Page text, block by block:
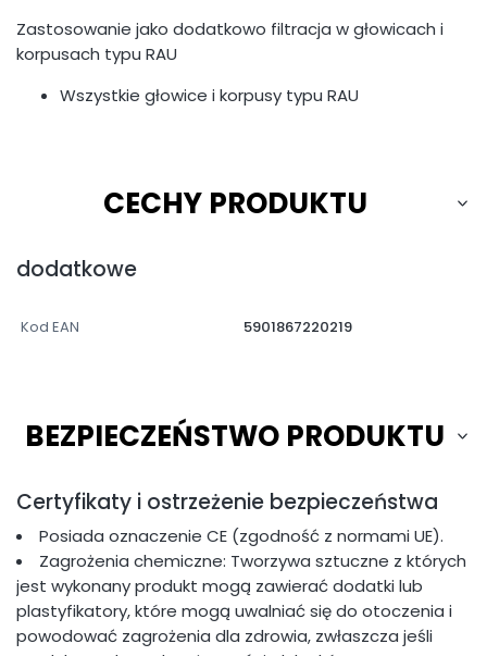
Zastosowanie jako dodatkowo filtracja w głowicach i
korpusach typu RAU
Wszystkie głowice i korpusy typu RAU
CECHY PRODUKTU
dodatkowe
Kod EAN 5901867220219
BEZPIECZEŃSTWO PRODUKTU
Certyfikaty i ostrzeżenie bezpieczeństwa
Posiada oznaczenie CE (zgodność z normami UE).
Zagrożenia chemiczne: Tworzywa sztuczne z których
jest wykonany produkt mogą zawierać dodatki lub
plastyfikatory, które mogą uwalniać się do otoczenia i
powodować zagrożenia dla zdrowia, zwłaszcza jeśli